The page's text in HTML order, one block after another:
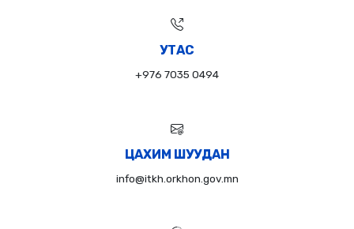
УТАС
+976 7035 0494
ЦАХИМ ШУУДАН
info@itkh.orkhon.gov.mn